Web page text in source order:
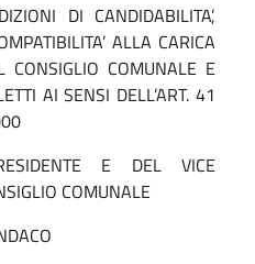
DI CANDIDABILITA’,
ALLA CARICA
CONSIGLIO COMUNALE E
AI SENSI DELL’ART. 41
E DEL VICE
COMUNALE